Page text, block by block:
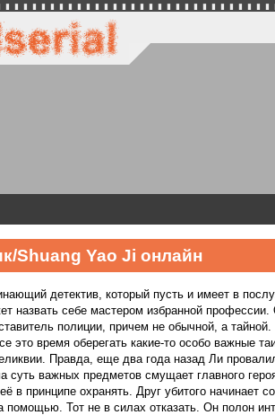
Shuang Yao Ji онлайн
детектив, который пусть и имеет в
назвать себе мастером избранной
полиции, причем не обычной, а
это время оберегать какие-то особо важные
Правда, еще два года назад Ли
суть важных предметов смущает главного
в принципе охранять. Друг убитого начинает
помощью. Тот не в силах отказать. Он полон